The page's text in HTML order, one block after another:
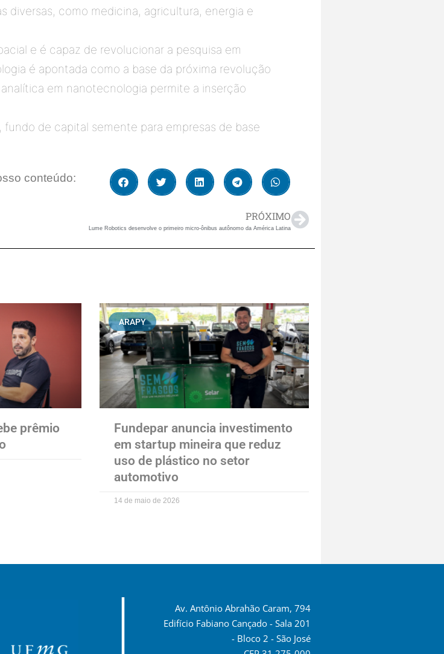
diversas, como medicina, agricultura, energia e
e é capaz de revolucionar a pesquisa em
é apontada como a base da próxima revolução
em nanotecnologia permite a inserção
, fundo de capital semente para empresas de base
conteúdo:
PRÓXIMO
Lume Robotics desenvolve o primeiro micro-ônibus autônomo da América Latina
prêmio
ARAPY
Fundepar anuncia investimento
em startup mineira que reduz
uso de plástico no setor
automotivo
14 de maio de 2026
Av. Antônio Abrahão Caram, 794
Edifício Fabiano Cançado - Sala 201
- Bloco 2 - São José